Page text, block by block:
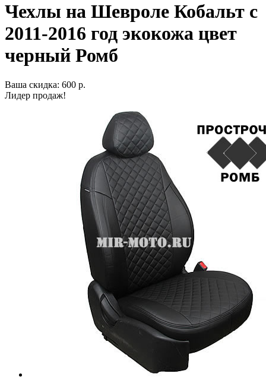
Чехлы на Шевроле Кобальт с
2011-2016 год экокожа цвет
черный Ромб
Ваша скидка: 600 р.
Лидер продаж!